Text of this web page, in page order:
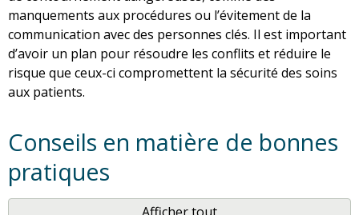
manquements aux procédures ou l’évitement de la
communication avec des personnes clés. Il est important
d’avoir un plan pour résoudre les conflits et réduire le
risque que ceux-ci compromettent la sécurité des soins
aux patients.
Conseils en matière de bonnes
pratiques